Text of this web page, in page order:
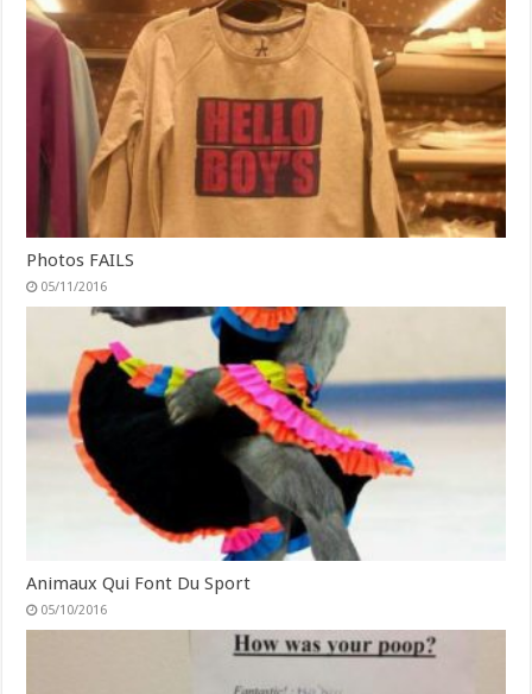
Photos FAILS
05/11/2016
Animaux Qui Font Du Sport
05/10/2016